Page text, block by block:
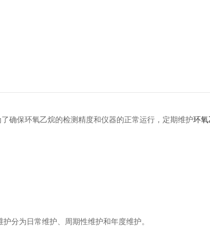
保环氧乙烷的检测精度和仪器的正常运行，定期维护环
分为日常维护、周期性维护和年度维护。